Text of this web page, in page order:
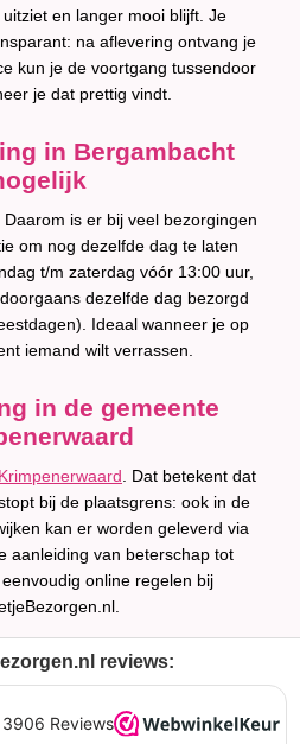
en langer mooi blijft. Je
na aflevering ontvang je
kun je de voortgang tussendoor
je dat prettig vindt.
in Bergambacht
is er bij veel bezorgingen
om nog dezelfde dag te laten
t/m zaterdag vóór 13:00 uur,
dezelfde dag bezorgd
Ideaal wanneer je op
iemand wilt verrassen.
in de gemeente
Krimpenerwaard . Dat betekent dat
bij de plaatsgrens: ook in de
kan er worden geleverd via
aanleiding van beterschap tot
online regelen bij
reviews: